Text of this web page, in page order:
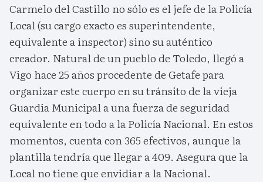
Carmelo del Castillo no sólo es el jefe de la Policía
Local (su cargo exacto es superintendente,
equivalente a inspector) sino su auténtico
creador. Natural de un pueblo de Toledo, llegó a
Vigo hace 25 años procedente de Getafe para
organizar este cuerpo en su tránsito de la vieja
Guardia Municipal a una fuerza de seguridad
equivalente en todo a la Policía Nacional. En estos
momentos, cuenta con 365 efectivos, aunque la
plantilla tendría que llegar a 409. Asegura que la
Local no tiene que envidiar a la Nacional.